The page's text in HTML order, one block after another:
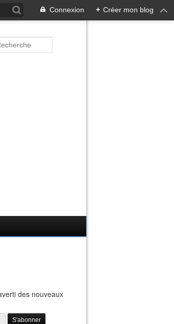
Connexion + Créer mon blog
des nouveaux